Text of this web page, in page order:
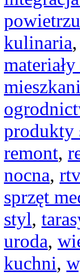
powietrzu
kulinaria,
produkty
remont,
nocna,
sprzęt
styl,
uroda,
kuchni,